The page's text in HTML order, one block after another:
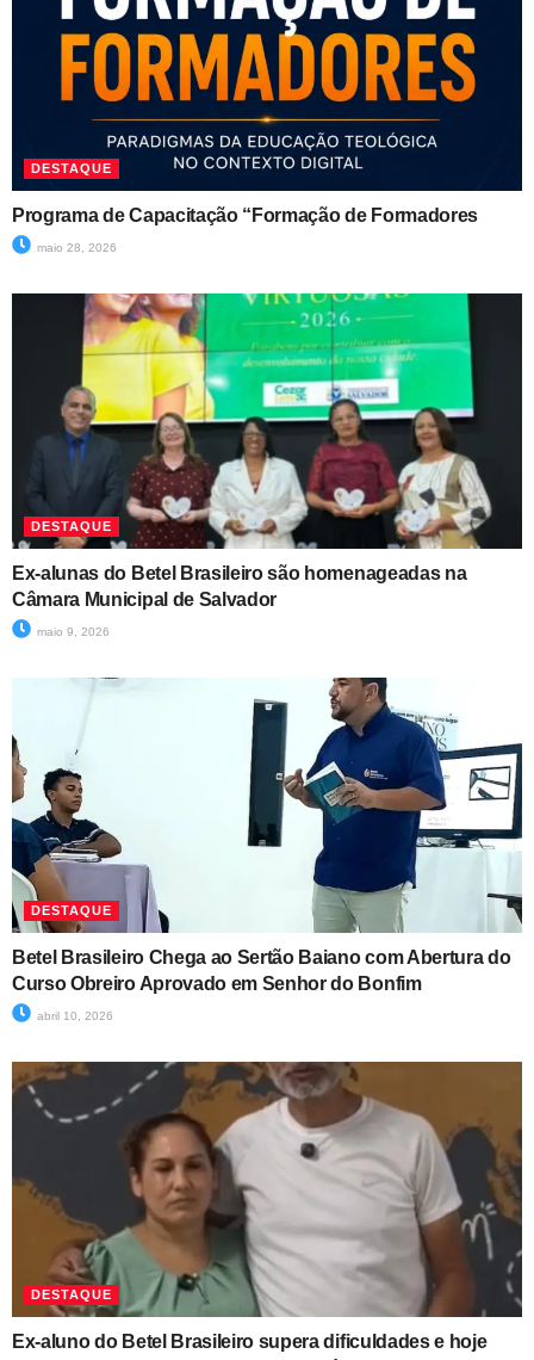
DESTAQUE
Programa de Capacitação “Formação de Formadores
maio 28, 2026
DESTAQUE
Ex-alunas do Betel Brasileiro são homenageadas na
Câmara Municipal de Salvador
maio 9, 2026
DESTAQUE
Betel Brasileiro Chega ao Sertão Baiano com Abertura do
Curso Obreiro Aprovado em Senhor do Bonfim
abril 10, 2026
DESTAQUE
Ex-aluno do Betel Brasileiro supera dificuldades e hoje